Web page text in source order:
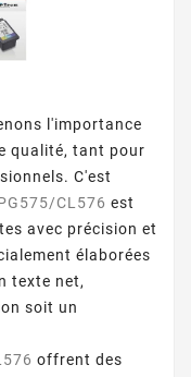
l'importance
qualité, tant pour
C'est
CL576 est
avec précision et
élaborées
texte net,
soit un
offrent des